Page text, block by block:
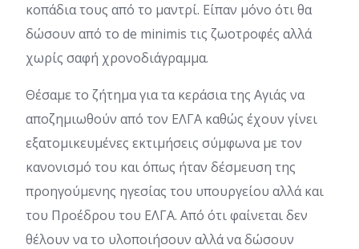
κοπάδια τους από το μαντρί. Είπαν μόνο ότι θα
δώσουν από το de minimis τις ζωοτροφές αλλά
χωρίς σαφή χρονοδιάγραμμα.
Θέσαμε το ζήτημα για τα κεράσια της Αγιάς να
αποζημιωθούν από τον ΕΛΓΑ καθώς έχουν γίνει
εξατομικευμένες εκτιμήσεις σύμφωνα με τον
κανονισμό του και όπως ήταν δέσμευση της
προηγούμενης ηγεσίας του υπουργείου αλλά και
του Προέδρου του ΕΛΓΑ. Από ότι φαίνεται δεν
θέλουν να το υλοποιήσουν αλλά να δώσουν